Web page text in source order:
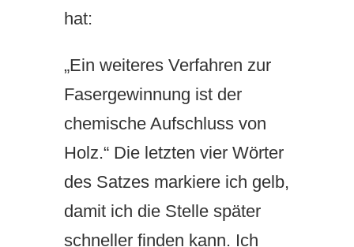
hat:
„Ein weiteres Verfahren zur
Fasergewinnung ist der
chemische Aufschluss von
Holz.“ Die letzten vier Wörter
des Satzes markiere ich gelb,
damit ich die Stelle später
schneller finden kann. Ich